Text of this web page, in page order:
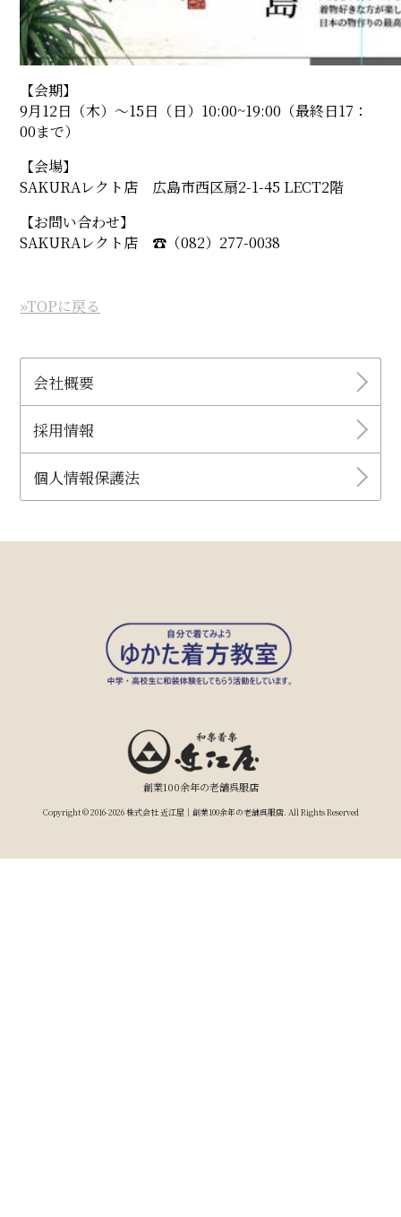
【会期】
9月12日（木）〜15日（日）10:00~19:00（最終日17：
00まで）
【会場】
SAKURAレクト店 広島市西区扇2-1-45 LECT2階
【お問い合わせ】
SAKURAレクト店 ☎︎（082）277-0038
»TOPに戻る
会社概要
採用情報
個人情報保護法
創業100余年の老舗呉服店
Copyright © 2016-2026 株式会社 近江屋｜創業100余年の老舗呉服店. All Rights Reserved